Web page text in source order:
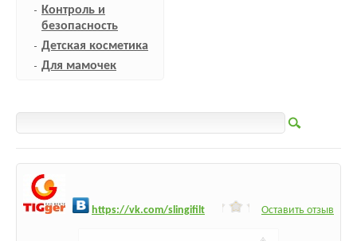
Контроль и
безопасность
Детская косметика
Для мамочек
https://vk.com/slingifilt Оставить отзыв